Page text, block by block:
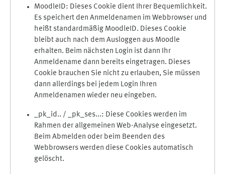
MoodleID: Dieses Cookie dient Ihrer Bequemlichkeit.
Es speichert den Anmeldenamen im Webbrowser und
heißt standardmäßig MoodleID. Dieses Cookie
bleibt auch nach dem Ausloggen aus Moodle
erhalten. Beim nächsten Login ist dann Ihr
Anmeldename dann bereits eingetragen. Dieses
Cookie brauchen Sie nicht zu erlauben, Sie müssen
dann allerdings bei jedem Login Ihren
Anmeldenamen wieder neu eingeben.
_pk_id.. / _pk_ses...: Diese Cookies werden im
Rahmen der allgemeinen Web-Analyse eingesetzt.
Beim Abmelden oder beim Beenden des
Webbrowsers werden diese Cookies automatisch
gelöscht.